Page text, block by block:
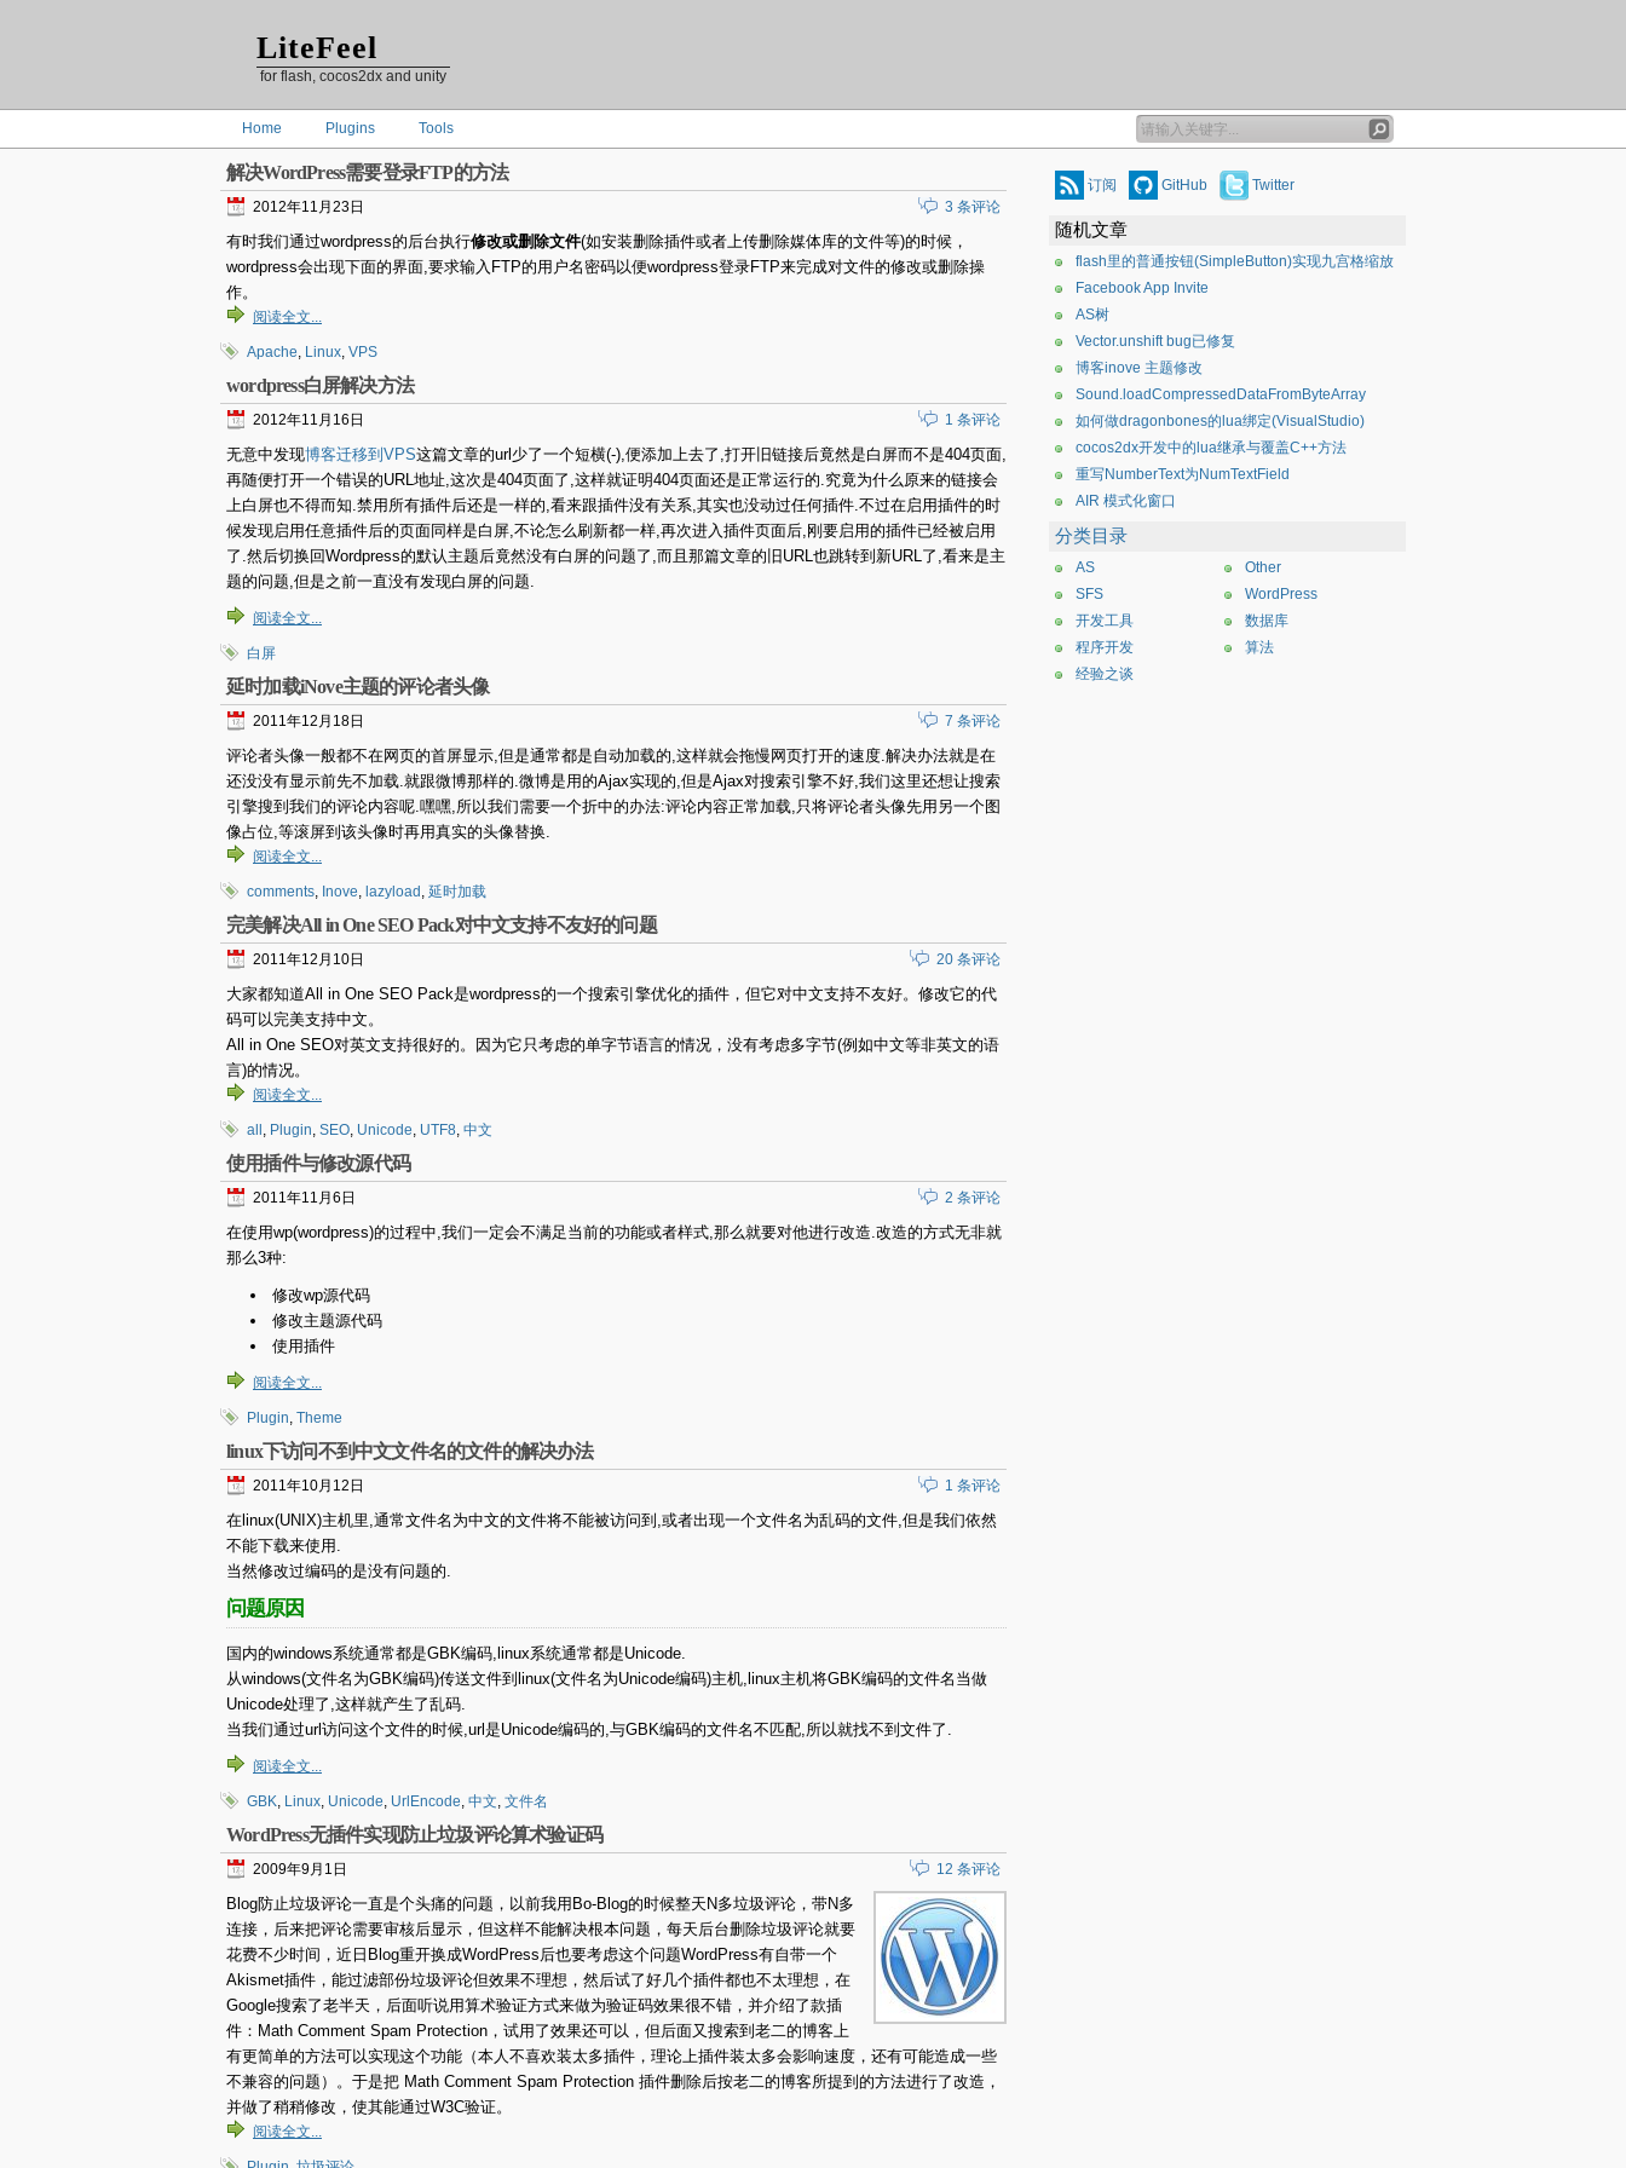
LiteFeel
for flash, cocos2dx and unity
Home Plugins Tools
解决WordPress需要登录FTP的方法
2012年11月23日 3 条评论
有时我们通过wordpress的后台执行修改或删除文件(如安装删除插件或者上传删除媒体库的文件等)的时候，
wordpress会出现下面的界面,要求输入FTP的用户名密码以便wordpress登录FTP来完成对文件的修改或删除操
作。
阅读全文...
Apache, Linux, VPS
wordpress白屏解决方法
2012年11月16日 1 条评论
无意中发现博客迁移到VPS这篇文章的url少了一个短横(-),便添加上去了,打开旧链接后竟然是白屏而不是404页面,
再随便打开一个错误的URL地址,这次是404页面了,这样就证明404页面还是正常运行的.究竟为什么原来的链接会
上白屏也不得而知.禁用所有插件后还是一样的,看来跟插件没有关系,其实也没动过任何插件.不过在启用插件的时
候发现启用任意插件后的页面同样是白屏,不论怎么刷新都一样,再次进入插件页面后,刚要启用的插件已经被启用
了.然后切换回Wordpress的默认主题后竟然没有白屏的问题了,而且那篇文章的旧URL也跳转到新URL了,看来是主
题的问题,但是之前一直没有发现白屏的问题.
阅读全文...
白屏
延时加载iNove主题的评论者头像
2011年12月18日 7 条评论
评论者头像一般都不在网页的首屏显示,但是通常都是自动加载的,这样就会拖慢网页打开的速度.解决办法就是在
还没没有显示前先不加载.就跟微博那样的.微博是用的Ajax实现的,但是Ajax对搜索引擎不好,我们这里还想让搜索
引擎搜到我们的评论内容呢.嘿嘿,所以我们需要一个折中的办法:评论内容正常加载,只将评论者头像先用另一个图
像占位,等滚屏到该头像时再用真实的头像替换.
阅读全文...
comments, Inove, lazyload , 延时加载
完美解决All in One SEO Pack对中文支持不友好的问题
2011年12月10日 20 条评论
大家都知道All in One SEO Pack是wordpress的一个搜索引擎优化的插件，但它对中文支持不友好。修改它的代
码可以完美支持中文。
All in One SEO对英文支持很好的。因为它只考虑的单字节语言的情况，没有考虑多字节(例如中文等非英文的语
言)的情况。
阅读全文...
all , Plugin, SEO, Unicode, UTF8, 中文
使用插件与修改源代码
2011年11月6日 2 条评论
在使用wp(wordpress)的过程中,我们一定会不满足当前的功能或者样式,那么就要对他进行改造.改造的方式无非就
那么3种:
修改wp源代码
修改主题源代码
使用插件
阅读全文...
Plugin, Theme
linux下访问不到中文文件名的文件的解决办法
2011年10月12日 1 条评论
在linux(UNIX)主机里,通常文件名为中文的文件将不能被访问到,或者出现一个文件名为乱码的文件,但是我们依然
不能下载来使用.
当然修改过编码的是没有问题的.
问题原因
国内的windows系统通常都是GBK编码,linux系统通常都是Unicode.
从windows(文件名为GBK编码)传送文件到linux(文件名为Unicode编码)主机,linux主机将GBK编码的文件名当做
Unicode处理了,这样就产生了乱码.
当我们通过url访问这个文件的时候,url是Unicode编码的,与GBK编码的文件名不匹配,所以就找不到文件了.
阅读全文...
GBK, Linux, Unicode, UrlEncode, 中文, 文件名
WordPress无插件实现防止垃圾评论算术验证码
2009年9月1日 12 条评论
Blog防止垃圾评论一直是个头痛的问题，以前我用Bo-Blog的时候整天N多垃圾评论，带N多
连接，后来把评论需要审核后显示，但这样不能解决根本问题，每天后台删除垃圾评论就要
花费不少时间，近日Blog重开换成WordPress后也要考虑这个问题WordPress有自带一个
Akismet插件，能过滤部份垃圾评论但效果不理想，然后试了好几个插件都也不太理想，在
Google搜索了老半天，后面听说用算术验证方式来做为验证码效果很不错，并介绍了款插
件：Math Comment Spam Protection，试用了效果还可以，但后面又搜索到老二的博客上
有更简单的方法可以实现这个功能（本人不喜欢装太多插件，理论上插件装太多会影响速度，还有可能造成一些
不兼容的问题）。于是把 Math Comment Spam Protection 插件删除后按老二的博客所提到的方法进行了改造，
并做了稍稍修改，使其能通过W3C验证。
阅读全文...
订阅 GitHub Twitter
随机文章
flash里的普通按钮(SimpleButton)实现九宫格缩放
Facebook App Invite
AS树
Vector.unshift bug已修复
博客inove 主题修改
Sound.loadCompressedDataFromByteArray
如何做dragonbones的lua绑定(VisualStudio)
cocos2dx开发中的lua继承与覆盖C++方法
重写NumberText为NumTextField
AIR 模式化窗口
分类目录
AS
Other
SFS
WordPress
开发工具
数据库
程序开发
算法
经验之谈